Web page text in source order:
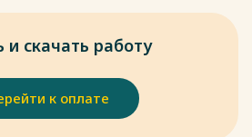
Федерации» // Собрание
N 52 (часть I), ст. 7007.
28.11.2015 N 358-ФЗ «О внесении
Федерального закона «Об
граждан в Российской
законодательства РФ, 30.11.2015,
и скачать работу
к оплате